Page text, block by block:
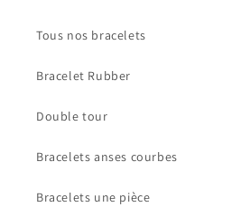
Tous nos bracelets
Bracelet Rubber
Double tour
Bracelets anses courbes
Bracelets une pièce